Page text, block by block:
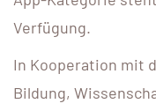
Verfügung.
In Kooperation mit
Bildung,